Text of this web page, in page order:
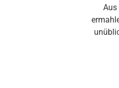
Aus
Kleber